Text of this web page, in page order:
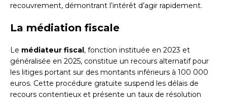
recouvrement, démontrant l’intérêt d’agir rapidement.
La médiation fiscale
Le médiateur fiscal, fonction instituée en 2023 et
généralisée en 2025, constitue un recours alternatif pour
les litiges portant sur des montants inférieurs à 100 000
euros. Cette procédure gratuite suspend les délais de
recours contentieux et présente un taux de résolution